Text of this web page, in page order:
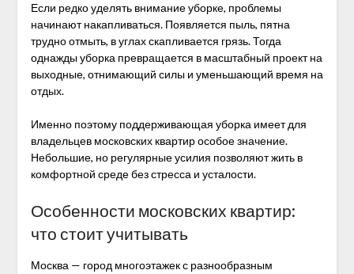
Если редко уделять внимание уборке, проблемы
начинают накапливаться. Появляется пыль, пятна
трудно отмыть, в углах скапливается грязь. Тогда
однажды уборка превращается в масштабный проект на
выходные, отнимающий силы и уменьшающий время на
отдых.
Именно поэтому поддерживающая уборка имеет для
владельцев московских квартир особое значение.
Небольшие, но регулярные усилия позволяют жить в
комфортной среде без стресса и усталости.
Особенности московских квартир:
что стоит учитывать
Москва — город многоэтажек с разнообразным